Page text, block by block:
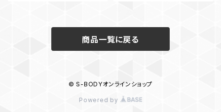
商品一覧に戻る
© S-BODYオンラインショップ
Powered by